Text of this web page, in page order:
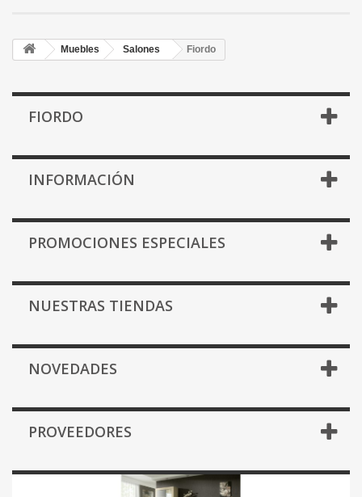
Muebles Salones Fiordo
FIORDO
INFORMACIÓN
PROMOCIONES ESPECIALES
NUESTRAS TIENDAS
NOVEDADES
PROVEEDORES